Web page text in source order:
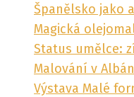
Španělsko jako
Magická
Status umělce:
Malování v
Výstava Malé